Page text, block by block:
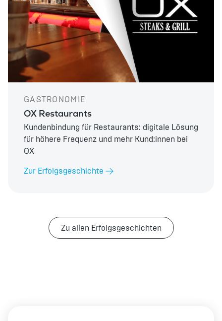
GASTRONOMIE
OX Restaurants
Kundenbindung für Restaurants: digitale Lösung
für höhere Frequenz und mehr Kund:innen bei
OX
Zur Erfolgsgeschichte
Zu allen Erfolgsgeschichten